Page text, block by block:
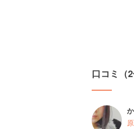
口コミ（2